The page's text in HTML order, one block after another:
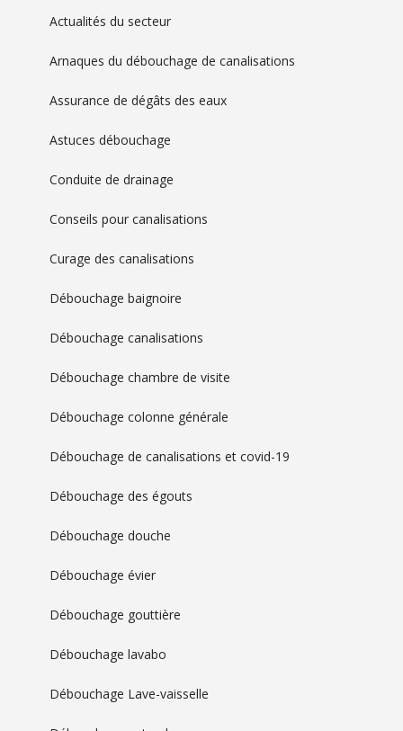
Actualités du secteur
Arnaques du débouchage de canalisations
Assurance de dégâts des eaux
Astuces débouchage
Conduite de drainage
Conseils pour canalisations
Curage des canalisations
Débouchage baignoire
Débouchage canalisations
Débouchage chambre de visite
Débouchage colonne générale
Débouchage de canalisations et covid-19
Débouchage des égouts
Débouchage douche
Débouchage évier
Débouchage gouttière
Débouchage lavabo
Débouchage Lave-vaisselle